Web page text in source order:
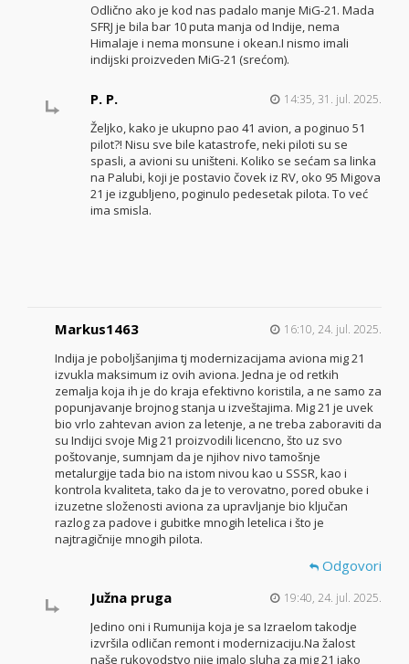
Odlično ako je kod nas padalo manje MiG-21. Mada
SFRJ je bila bar 10 puta manja od Indije, nema
Himalaje i nema monsune i okean.I nismo imali
indijski proizveden MiG-21 (srećom).
P. P. 14:35, 31. jul. 2025.
Željko, kako je ukupno pao 41 avion, a poginuo 51
pilot?! Nisu sve bile katastrofe, neki piloti su se
spasli, a avioni su uništeni. Koliko se sećam sa linka
na Palubi, koji je postavio čovek iz RV, oko 95 Migova
21 je izgubljeno, poginulo pedesetak pilota. To već
ima smisla.
Markus1463 16:10, 24. jul. 2025.
Indija je poboljšanjima tj modernizacijama aviona mig 21
izvukla maksimum iz ovih aviona. Jedna je od retkih
zemalja koja ih je do kraja efektivno koristila, a ne samo za
popunjavanje brojnog stanja u izveštajima. Mig 21 je uvek
bio vrlo zahtevan avion za letenje, a ne treba zaboraviti da
su Indijci svoje Mig 21 proizvodili licencno, što uz svo
poštovanje, sumnjam da je njihov nivo tamošnje
metalurgije tada bio na istom nivou kao u SSSR, kao i
kontrola kvaliteta, tako da je to verovatno, pored obuke i
izuzetne složenosti aviona za upravljanje bio ključan
razlog za padove i gubitke mnogih letelica i što je
najtragičnije mnogih pilota.
Odgovori
Južna pruga
19:40, 24. jul. 2025.
Jedino oni i Rumunija koja je sa Izraelom takodje
izvršila odličan remont i modernizaciju.Na žalost
naše rukovodstvo nije imalo sluha za mig 21 iako